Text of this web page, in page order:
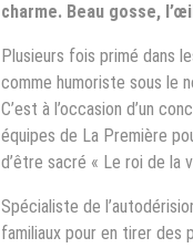
charme. Beau gosse,
Plusieurs fois primé dans
comme humoriste sous le
C’est à l’occasion d’un
équipes de La Première
d’être sacré « Le roi de la
Spécialiste de
familiaux pour en tirer des